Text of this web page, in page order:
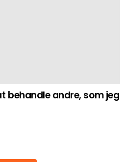
behandle andre, som jeg